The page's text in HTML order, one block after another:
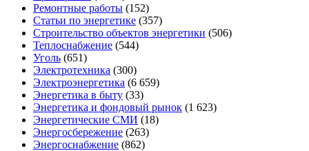
Ремонтные работы (152)
Статьи по энергетике (357)
Строительство объектов энергетики (506)
Теплоснабжение (544)
Уголь (651)
Электротехника (300)
Электроэнергетика (6 659)
Энергетика в быту (33)
Энергетика и фондовый рынок (1 623)
Энергетические СМИ (18)
Энергосбережение (263)
Энергоснабжение (862)